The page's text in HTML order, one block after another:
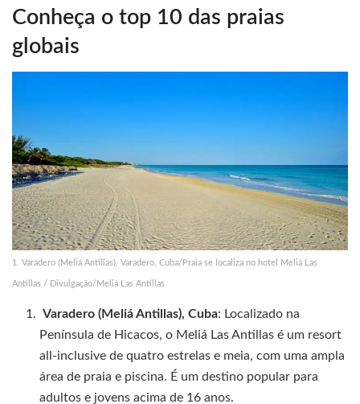
Conheça o top 10 das praias
globais
1. Varadero (Meliá Antillas), Varadero, Cuba/Praia se localiza no hotel Meliá Las
Antillas / Divulgação/Meliá Las Antillas
Varadero (Meliá Antillas), Cuba: Localizado na
Península de Hicacos, o Meliá Las Antillas é um resort
all-inclusive de quatro estrelas e meia, com uma ampla
área de praia e piscina. É um destino popular para
adultos e jovens acima de 16 anos.